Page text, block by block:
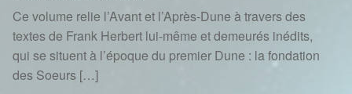
Ce volume relie l’Avant et l’Après-Dune à travers des
textes de Frank Herbert lui-même et demeurés inédits,
qui se situent à l’époque du premier Dune : la fondation
des Soeurs […]